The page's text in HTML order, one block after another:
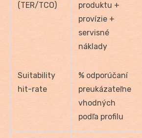
(TER/TCO)
produktu +
provízie +
servisné
náklady
Suitability
hit-rate
% odporúčaní
preukázateľne
vhodných
podľa profilu